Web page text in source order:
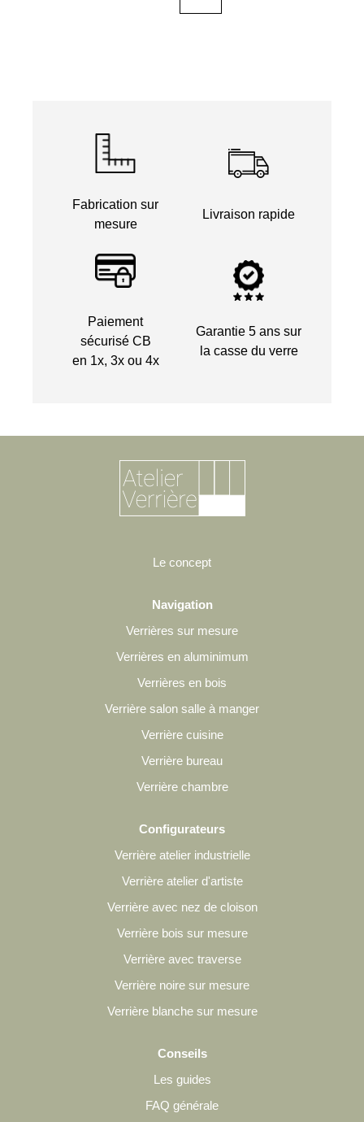
Fabrication sur
mesure
Livraison rapide
Paiement
sécurisé CB
en 1x, 3x ou 4x
Garantie 5 ans sur
la casse du verre
Le concept
Navigation
Verrières sur mesure
Verrières en aluminimum
Verrières en bois
Verrière salon salle à manger
Verrière cuisine
Verrière bureau
Verrière chambre
Configurateurs
Verrière atelier industrielle
Verrière atelier d'artiste
Verrière avec nez de cloison
Verrière bois sur mesure
Verrière avec traverse
Verrière noire sur mesure
Verrière blanche sur mesure
Conseils
Les guides
FAQ générale